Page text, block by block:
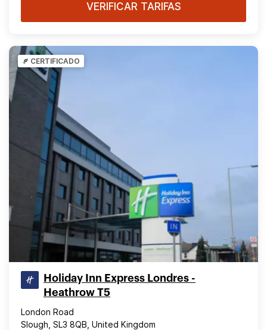
VERIFICAR TARIFAS
CERTIFICADO
Holiday Inn Express Londres -
Heathrow T5
London Road
Slough, SL3 8QB, United Kingdom